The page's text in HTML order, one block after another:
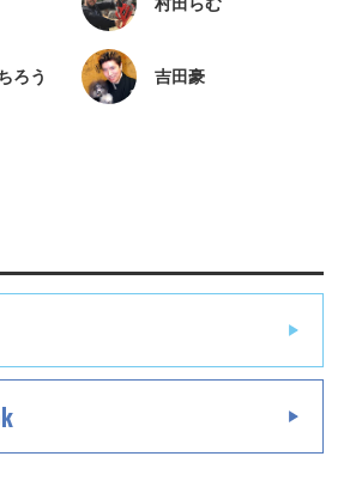
ろう 吉田豪